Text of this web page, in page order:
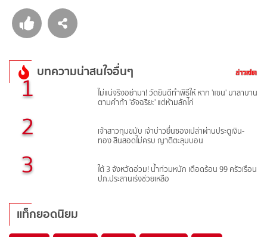
บทความน่าสนใจอื่นๆ
1
ไม่แน่จริงอย่ามา! วัดยินดีทำพิธีให้ หาก 'แซน' มาสาบาน
ตามคำท้า 'อัจฉริยะ' แต่ห้ามลักไก่
2
เจ้าสาวกุมขมับ เจ้าบ่าวยื่นซองเปล่าผ่านประตูเงิน-
ทอง สินสอดไม่ครบ ญาติตะลุมบอน
3
ใต้ 3 จังหวัดอ่วม! น้ำท่วมหนัก เดือดร้อน 99 ครัวเรือน
ปภ.ประสานเร่งช่วยเหลือ
แท็กยอดนิยม